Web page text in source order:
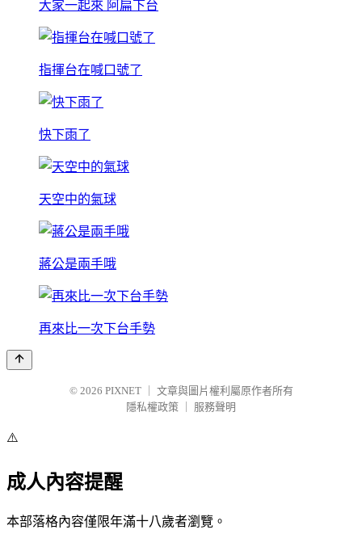
大家一起來 阿扁下台
指揮台在喊口號了
快下雨了
天空中的氣球
蔣公是兩手哦
再來比一次下台手勢
© 2026 PIXNET
文章與圖片權利屬原作者所有
隱私權政策
服務聲明
⚠️
成人內容提醒
本部落格內容僅限年滿十八歲者瀏覽。